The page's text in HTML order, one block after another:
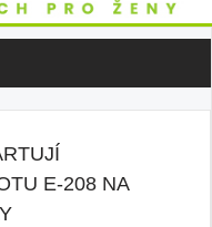
E-208 NA